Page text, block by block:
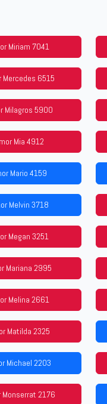
Miriam 7041
Mercedes 6515
Milagros 5900
Mia 4912
Mario 4159
Melvin 3718
Megan 3251
Mariana 2995
Melina 2661
Matilda 2325
Michael 2203
Monserrat 2176